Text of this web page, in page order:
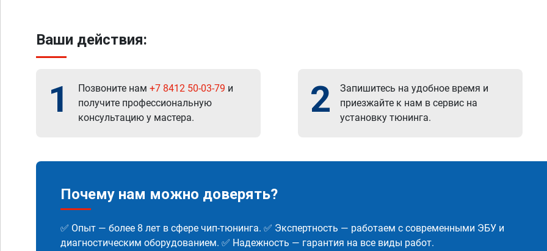
Ваши действия:
1 Позвоните нам +7 8412 50-03-79 и
получите профессиональную
консультацию у мастера.
2
Запишитесь на удобное время и
приезжайте к нам в сервис на
установку тюнинга.
Почему нам можно доверять?
✅ Опыт — более 8 лет в сфере чип-тюнинга. ✅ Экспертность — работаем с современными ЭБУ и
диагностическим оборудованием. ✅ Надежность — гарантия на все виды работ.